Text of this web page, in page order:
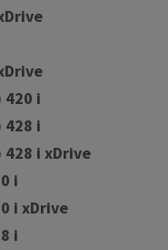
420 i
428 i
428 i xDrive
i
i xDrive
i